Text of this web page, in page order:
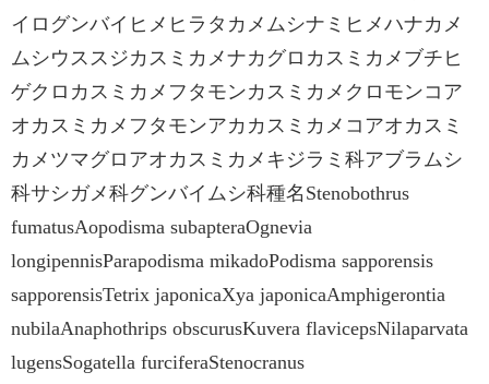
イログンバイヒメヒラタカメムシナミヒメハナカメ
ムシウススジカスミカメナカグロカスミカメブチヒ
ゲクロカスミカメフタモンカスミカメクロモンコア
オカスミカメフタモンアカカスミカメコアオカスミ
カメツマグロアオカスミカメキジラミ科アブラムシ
科サシガメ科グンバイムシ科種名Stenobothrus
fumatusAopodisma subapteraOgnevia
longipennisParapodisma mikadoPodisma sapporensis
sapporensisTetrix japonicaXya japonicaAmphigerontia
nubilaAnaphothrips obscurusKuvera flavicepsNilaparvata
lugensSogatella furciferaStenocranus